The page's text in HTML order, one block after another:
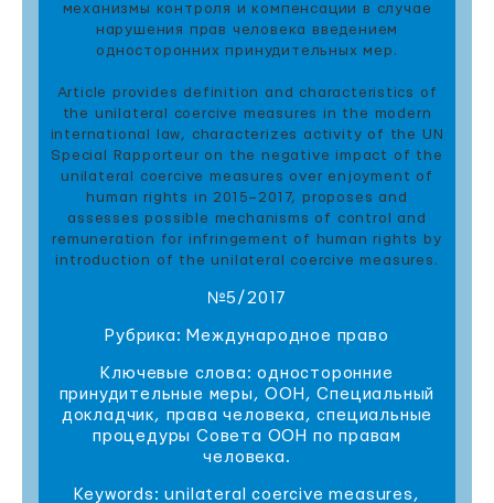
механизмы контроля и компенсации в случае
нарушения прав человека введением
односторонних принудительных мер.
Article provides definition and characteristics of
the unilateral coercive measures in the modern
international law, characterizes activity of the UN
Special Rapporteur on the negative impact of the
unilateral coercive measures over enjoyment of
human rights in 2015–2017, proposes and
assesses possible mechanisms of control and
remuneration for infringement of human rights by
introduction of the unilateral coercive measures.
№5/2017
Рубрика: Международное право
Ключевые слова: односторонние
принудительные меры, ООН, Специальный
докладчик, права человека, специальные
процедуры Совета ООН по правам
человека.
Keywords: unilateral coercive measures,